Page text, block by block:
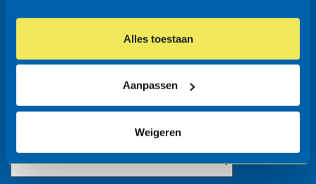
Alles toestaan
Aanpassen
Weigeren
materiaal (2)